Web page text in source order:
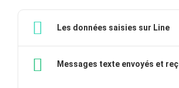
Les données saisies sur Line
Messages texte envoyés et